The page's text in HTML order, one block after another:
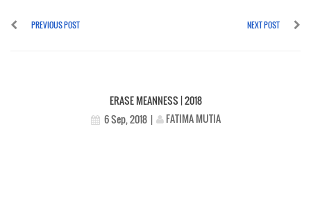
PREVIOUS POST NEXT POST
ERASE MEANNESS | 2018
6 Sep, 2018
FATIMA MUTIA